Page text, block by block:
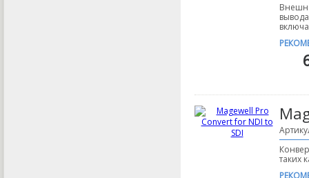
таких